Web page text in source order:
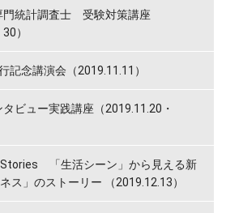
門統計調査士 受験対策講座
）
記念講演会（2019.11.11）
ビュー実践講座（2019.11.20・
Stories 「生活シーン」から見える新
ス」のストーリー （2019.12.13）